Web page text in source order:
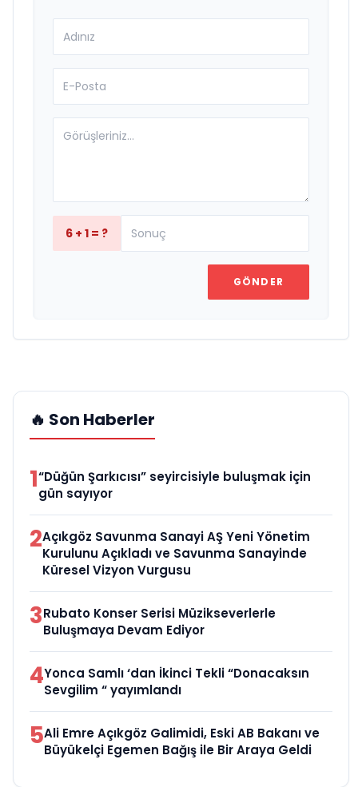
6 + 1 = ?
GÖNDER
🔥 Son Haberler
1“Düğün Şarkıcısı” seyircisiyle buluşmak için
gün sayıyor
2Açıkgöz Savunma Sanayi AŞ Yeni Yönetim
Kurulunu Açıkladı ve Savunma Sanayinde
Küresel Vizyon Vurgusu
3Rubato Konser Serisi Müzikseverlerle
Buluşmaya Devam Ediyor
4Yonca Samlı ‘dan İkinci Tekli “Donacaksın
Sevgilim “ yayımlandı
5Ali Emre Açıkgöz Galimidi, Eski AB Bakanı ve
Büyükelçi Egemen Bağış ile Bir Araya Geldi